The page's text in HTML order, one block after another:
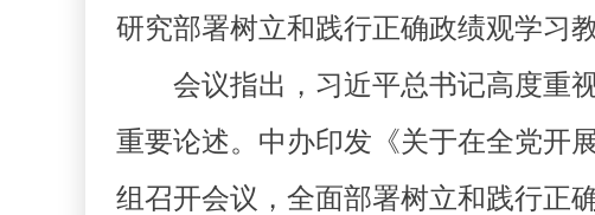
研究部署树立和践行正确政绩观学习
会议指出，习近平总书记高度重视
重要论述。中办印发《关于在全党开
组召开会议，全面部署树立和践行正